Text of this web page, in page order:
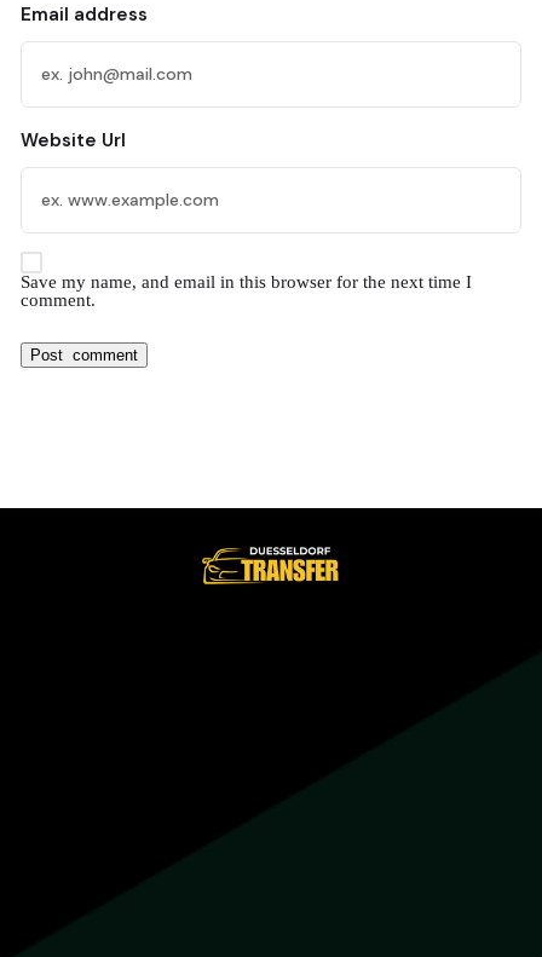
Email address
Website Url
Save my name, and email in this browser for the next time I
comment.